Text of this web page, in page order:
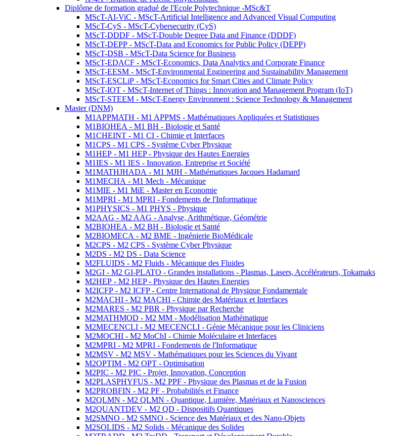
Diplôme de formation gradué de l'Ecole Polytechnique -MSc&T
MScT-AI-ViC - MScT-Artificial Intelligence and Advanced Visual Computing
MScT-CyS - MScT-Cybersecurity (CyS)
MScT-DDDF - MScT-Double Degree Data and Finance (DDDF)
MScT-DEPP - MScT-Data and Economics for Public Policy (DEPP)
MScT-DSB - MScT-Data Science for Business
MScT-EDACF - MScT-Economics, Data Analytics and Corporate Finance
MScT-EESM - MScT-Environmental Engineering and Sustainability Management
MScT-ESCLiP - MScT-Economics for Smart Cities and Climate Policy
MScT-IOT - MScT-Internet of Things : Innovation and Management Program (IoT)
MScT-STEEM - MScT-Energy Environment : Science Technology & Management
Master (DNM)
M1APPMATH - M1 APPMS - Mathématiques Appliquées et Statistiques
M1BIOHEA - M1 BH - Biologie et Santé
M1CHEINT - M1 CI - Chimie et Interfaces
M1CPS - M1 CPS - Système Cyber Physique
M1HEP - M1 HEP - Physique des Hautes Energies
M1IES - M1 IES - Innovation, Entreprise et Société
M1MATHJHADA - M1 MJH - Mathématiques Jacques Hadamard
M1MECHA - M1 Mech - Mécanique
M1MIE - M1 MiE - Master en Economie
M1MPRI - M1 MPRI - Fondements de l'Informatique
M1PHYSICS - M1 PHYS - Physique
M2AAG - M2 AAG - Analyse, Arithmétique, Géométrie
M2BIOHEA - M2 BH - Biologie et Santé
M2BIOMECA - M2 BME - Ingénierie BioMédicale
M2CPS - M2 CPS - Système Cyber Physique
M2DS - M2 DS - Data Science
M2FLUIDS - M2 Fluids - Mécanique des Fluides
M2GI - M2 GI-PLATO - Grandes installations - Plasmas, Lasers, Accélérateurs, Tokamaks
M2HEP - M2 HEP - Physique des Hautes Energies
M2ICFP - M2 ICFP - Centre International de Physique Fondamentale
M2MACHI - M2 MACHI - Chimie des Matériaux et Interfaces
M2MARES - M2 PBR - Physique par Recherche
M2MATHMOD - M2 MM - Modélisation Mathématique
M2MECENCLI - M2 MECENCLI - Génie Mécanique pour les Cliniciens
M2MOCHI - M2 MoChI - Chimie Moléculaire et Interfaces
M2MPRI - M2 MPRI - Fondements de l'Informatique
M2MSV - M2 MSV - Mathématiques pour les Sciences du Vivant
M2OPTIM - M2 OPT - Optimisation
M2PIC - M2 PIC - Projet, Innovation, Conception
M2PLASPHYFUS - M2 PPF - Physique des Plasmas et de la Fusion
M2PROBFIN - M2 PF - Probabilités et Finance
M2QLMN - M2 QLMN - Quantique, Lumière, Matériaux et Nanosciences
M2QUANTDEV - M2 QD - Dispositifs Quantiques
M2SMNO - M2 SMNO - Science des Matériaux et des Nano-Objets
M2SOLIDS - M2 Solids - Mécanique des Solides